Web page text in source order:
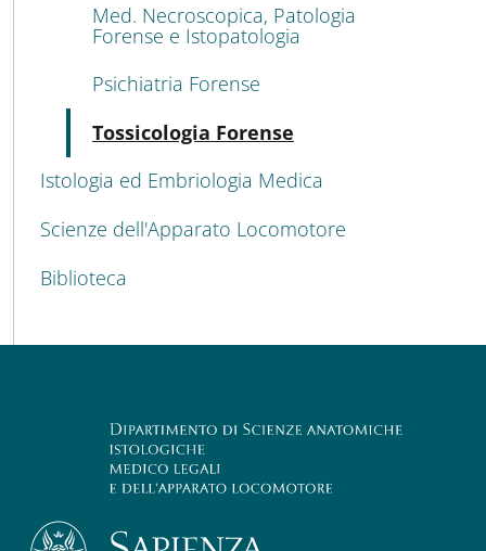
Med. Necroscopica, Patologia
Forense e Istopatologia
Psichiatria Forense
Tossicologia Forense
Istologia ed Embriologia Medica
Scienze dell'Apparato Locomotore
Biblioteca